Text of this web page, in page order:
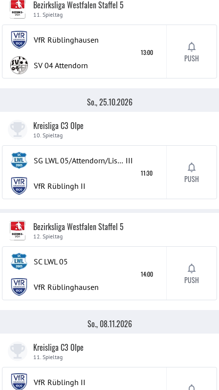
Bezirksliga Westfalen Staffel 5
11. Spieltag
VfR Rüblinghausen
SV 04 Attendorn
13:00
PUSH
So., 25.10.2026
Kreisliga C3 Olpe
10. Spieltag
SG LWL 05/Attendorn/Listerscheid 9er III
VfR Rüblingh II
11:30
PUSH
Bezirksliga Westfalen Staffel 5
12. Spieltag
SC LWL 05
VfR Rüblinghausen
14:00
PUSH
So., 08.11.2026
Kreisliga C3 Olpe
11. Spieltag
VfR Rüblingh II